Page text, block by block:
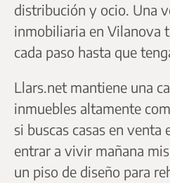
distribución y ocio. Una
inmobiliaria en Vilanova
cada paso hasta que
Llars.net mantiene una
inmuebles altamente
si buscas casas en venta
entrar a vivir mañana
un piso de diseño para